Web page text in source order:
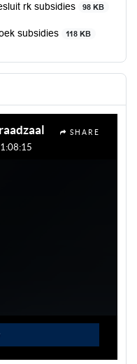
rk subsidies 98 KB
subsidies 118 KB